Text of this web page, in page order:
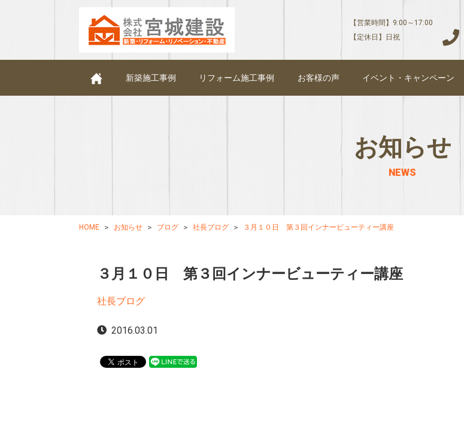
【営業時間】9:00～17:00
【定休日】日祝
新築施工事例 リフォーム施工事例 お客様の声 イベント・キャンペーン
お知らせ
NEWS
HOME お知らせ ブログ 社長ブログ ３月１０日 第３回インナービューティー講座
３月１０日 第３回インナービューティー講座
社長ブログ
2016.03.01